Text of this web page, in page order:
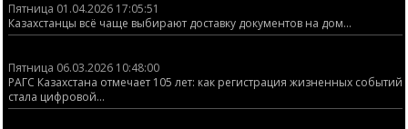
Пятница 01.04.2026 17:05:51
Казахстанцы всё чаще выбирают доставку документов на дом...
Пятница 06.03.2026 10:48:00
РАГС Казахстана отмечает 105 лет: как регистрация жизненных событий
стала цифровой...